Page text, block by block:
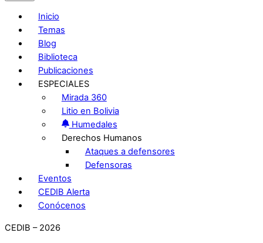
Inicio
Temas
Blog
Biblioteca
Publicaciones
ESPECIALES
Mirada 360
Litio en Bolivia
Humedales
Derechos Humanos
Ataques a defensores
Defensoras
Eventos
CEDIB Alerta
Conócenos
CEDIB – 2026